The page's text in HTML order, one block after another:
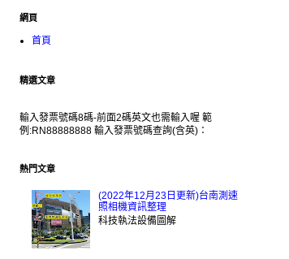
網頁
首頁
精選文章
輸入發票號碼8碼-前面2碼英文也需輸入喔 範
例:RN88888888 輸入發票號碼查詢(含英)：
熱門文章
(2022年12月23日更新)台南測速
照相機資訊整理
科技執法設備圖解